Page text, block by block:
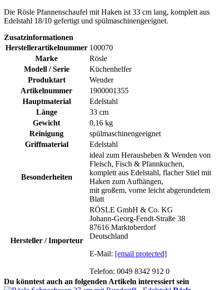
Die Rösle Pfannenschaufel mit Haken ist 33 cm lang, komplett aus
Edelstahl 18/10 gefertigt und spülmaschinengeeignet.
Zusatzinformationen
Herstellerartikelnummer 100070
Marke
Rösle
Modell / Serie
Küchenhelfer
Produktart
Wender
Artikelnummer
1900001355
Hauptmaterial
Edelstahl
Länge
33 cm
Gewicht
0,16 kg
Reinigung
spülmaschinengeeignet
Griffmaterial
Edelstahl
Besonderheiten
ideal zum Herausheben & Wenden von
Fleisch, Fisch & Pfannkuchen,
komplett aus Edelstahl, flacher Stiel mit
Haken zum Aufhängen,
mit großem, vorne leicht abgerundetem
Blatt
Hersteller / Importeur
RÖSLE GmbH & Co. KG
Johann-Georg-Fendt-Straße 38
87616 Marktoberdorf
Deutschland
E-Mail: [email protected]
Telefon: 0049 8342 912 0
Du könntest auch an folgenden Artikeln interessiert sein